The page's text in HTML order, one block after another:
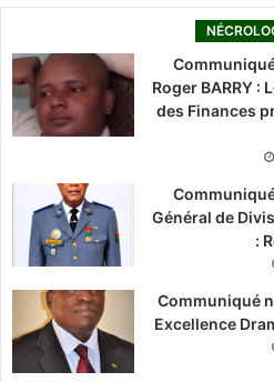
Roger BARRY :
des Finances
Général de
:
Communiqué
Excellence